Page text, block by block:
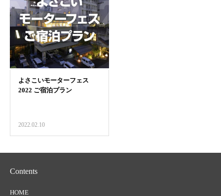
2022.02.10
Contents
HOME